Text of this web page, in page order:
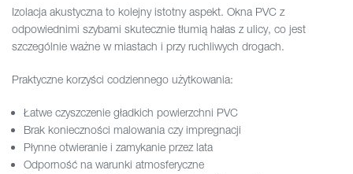
Izolacja akustyczna to kolejny istotny aspekt. Okna PVC z
odpowiednimi szybami skutecznie tłumią hałas z ulicy, co jest
szczególnie ważne w miastach i przy ruchliwych drogach.
Praktyczne korzyści codziennego użytkowania:
Łatwe czyszczenie gładkich powierzchni PVC
Brak konieczności malowania czy impregnacji
Płynne otwieranie i zamykanie przez lata
Odporność na warunki atmosferyczne